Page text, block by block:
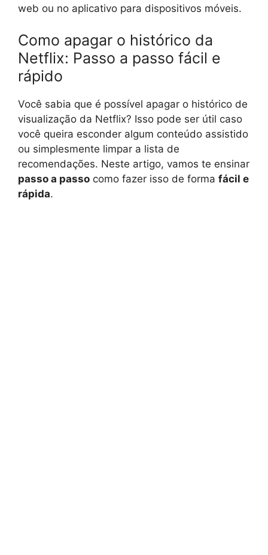
web ou no aplicativo para dispositivos móveis.
Como apagar o histórico da
Netflix: Passo a passo fácil e
rápido
Você sabia que é possível apagar o histórico de
visualização da Netflix? Isso pode ser útil caso
você queira esconder algum conteúdo assistido
ou simplesmente limpar a lista de
recomendações. Neste artigo, vamos te ensinar
passo a passo como fazer isso de forma fácil e
rápida.